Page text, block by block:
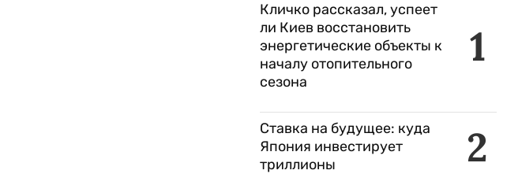
1
Кличко рассказал, успеет
ли Киев восстановить
энергетические объекты к
началу отопительного
сезона
2
Ставка на будущее: куда
Япония инвестирует
триллионы